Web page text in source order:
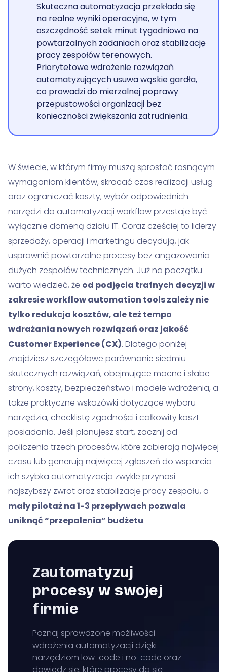
Skuteczna automatyzacja przekłada się
na realne wyniki operacyjne, w tym
oszczędność setek minut tygodniowo na
powtarzalnych zadaniach oraz stabilizację
pracy zespołów terenowych.
Priorytetowe wdrożenie rozwiązań
automatyzujących usuwa wąskie gardła,
co prowadzi do mierzalnej poprawy
przepustowości organizacji bez
konieczności zwiększania zatrudnienia.
W świecie, w którym firmy muszą sprostać rosnącym
wymaganiom klientów, skracać czas realizacji usług
oraz ograniczać koszty, wybór odpowiednich
narzędzi do automatyzacji workflowprzestaje być
wyłącznie domeną działu IT. Coraz częściej to liderzy
sprzedaży, operacji i marketingu decydują, jak
usprawnić powtarzalne procesybez angażowania
dużych zespołów technicznych. Już na początku
warto wiedzieć, że od podjęcia trafnych decyzji w
zakresie workflow automation tools zależy nie
tylko redukcja kosztów, ale też tempo
wdrażania nowych rozwiązań oraz jakość
Customer Experience (CX). Dlatego poniżej
znajdziesz szczegółowe porównanie siedmiu
skutecznych rozwiązań, obejmujące mocne i słabe
strony, koszty, bezpieczeństwo i modele wdrożenia, a
także praktyczne wskazówki dotyczące wyboru
narzędzia, checklistę zgodności i całkowity koszt
posiadania. Jeśli planujesz start, zacznij od
policzenia trzech procesów, które zabierają najwięcej
czasu lub generują najwięcej zgłoszeń do wsparcia -
ich szybka automatyzacja zwykle przynosi
najszybszy zwrot oraz stabilizację pracy zespołu, a
mały pilotaż na 1-3 przepływach pozwala
uniknąć “przepalenia” budżetu.
Zautomatyzuj
procesy w swojej
firmie
Poznaj sprawdzone możliwości
wdrożenia automatyzacji dzięki
narzędziom low-code i no-code oraz